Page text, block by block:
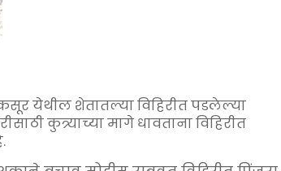
येथील शेतातल्या विहिरीत पडलेल्या
कुत्र्याच्या मागे धावताना विहिरीत